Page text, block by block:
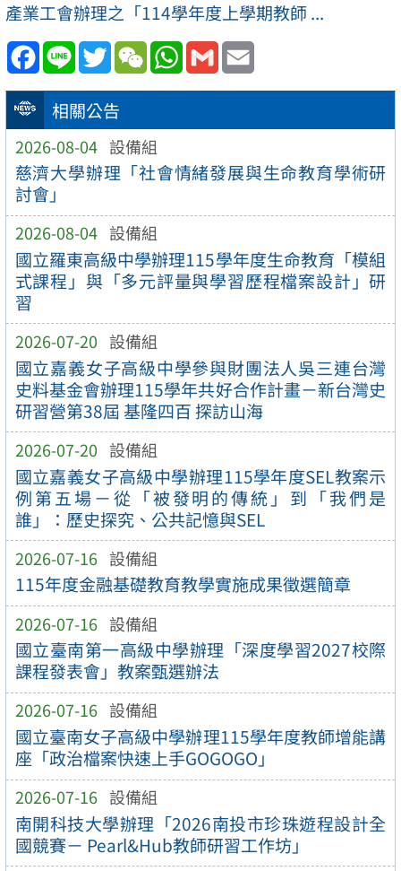
相關公告
2026-08-04 設備組
慈濟大學辦理「社會情緒發展與生命教育學術研
討會」
2026-08-04 設備組
國立羅東高級中學辦理115學年度生命教育「模組
式課程」與「多元評量與學習歷程檔案設計」研
習
2026-07-20 設備組
國立嘉義女子高級中學參與財團法人吳三連台灣
史料基金會辦理115學年共好合作計畫－新台灣史
研習營第38屆 基隆四百 探訪山海
2026-07-20 設備組
國立嘉義女子高級中學辦理115學年度SEL教案示
例第五場－從「被發明的傳統」到「我們是
誰」：歷史探究、公共記憶與SEL
2026-07-16 設備組
115年度金融基礎教育教學實施成果徵選簡章
2026-07-16 設備組
國立臺南第一高級中學辦理「深度學習2027校際
課程發表會」教案甄選辦法
2026-07-16 設備組
國立臺南女子高級中學辦理115學年度教師增能講
座「政治檔案快速上手GOGOGO」
2026-07-16 設備組
南開科技大學辦理「2026南投市珍珠遊程設計全
國競賽－ Pearl&Hub教師研習工作坊」
產業工會辦理之「114學年度上學期教師 ...
Facebook
Line TwitterWeChatWhatsApp
Gmail